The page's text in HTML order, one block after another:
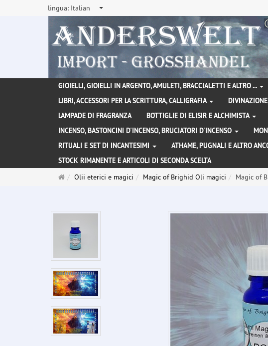
lingua: Italian
GIOIELLI, GIOIELLI IN ARGENTO, AMULETI, BRACCIALETTI E ALTRO ...
LIBRI, ACCESSORI PER LA SCRITTURA, CALLIGRAFIA
LAMPADE DI FRAGRANZA
BOTTIGLIE DI ELISIR E ALCHIMISTA
INCENSO, BASTONCINI D'INCENSO, BRUCIATORI D'INCENSO
RITUALI E SET DI INCANTESIMI
ATHAME, PUGNALI E ALTRO
STOCK RIMANENTE E ARTICOLI DI SECONDA SCELTA
PaginaOlii eterici e magici Magic of Brighid Oli magici Magic of